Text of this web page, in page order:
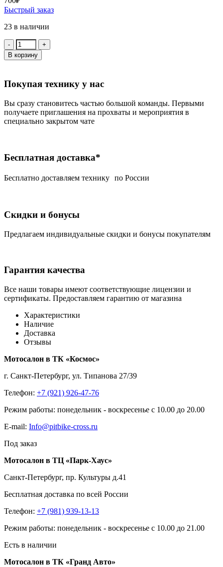
Быстрый заказ
23 в наличии
Количество:
В корзину
Покупая технику у нас
Вы сразу становитесь частью большой команды. Первыми
получаете приглашения на прохваты и мероприятия в
специально закрытом чате
Бесплатная доставка*
Беcплатно доставляем технику по России
Скидки и бонусы
Предлагаем индивидуальные скидки и бонусы покупателям
Гарантия качества
Все наши товары имеют соответствующие лицензии и
сертификаты. Предоставляем гарантию от магазина
Характеристики
Наличие
Доставка
Отзывы
Мотосалон в ТК «Космос»
г. Санкт-Петербург, ул. Типанова 27/39
Телефон: +7 (921) 926-47-76
Режим работы: понедельник - воскресенье с 10.00 до 20.00
E-mail: Info@pitbike-cross.ru
Под заказ
Мотосалон в ТЦ «Парк-Хаус»
Санкт-Петербург, пр. Культуры д.41
Бесплатная доставка по всей России
Телефон: +7 (981) 939-13-13
Режим работы: понедельник - воскресенье с 10.00 до 21.00
Есть в наличии
Мотосалон в ТК «Гранд Авто»